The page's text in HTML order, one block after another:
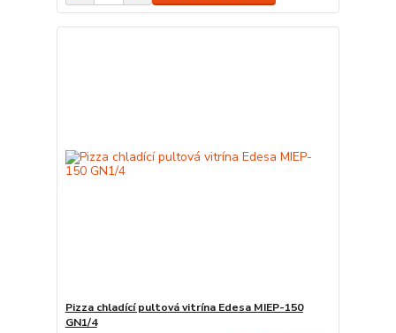
Pizza chladící pultová vitrína Edesa MIEP-150
GN1/4